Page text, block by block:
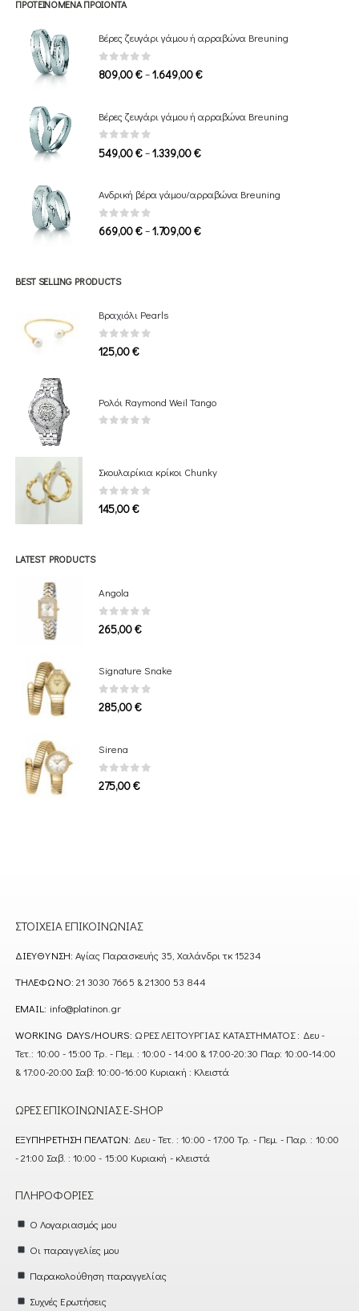
ΠΡΟΤΕΙΝΌΜΕΝΑ ΠΡΟΪΌΝΤΑ
Βέρες ζευγάρι γάμου ή αρραβώνα Breuning
0out of 5
809,00€–1.649,00€Price
through
Βέρες ζευγάρι γάμου ή αρραβώνα Breuning
0 out of 5
549,00€–1.339,00€Price
through
Ανδρική βέρα γάμου/αρραβώνα Breuning
0 out of 5
669,00€–1.709,00€Price
BEST SELLING PRODUCTS
Βραχιόλι Pearls
0out of 5
125,00€
Ρολόι Raymond Weil Tango
Σκουλαρίκια κρίκοι Chunky
0 out of 5
145,00€
LATEST PRODUCTS
Angola
0 out of 5
265,00€
Signature Snake
0out of 5
285,00€
Sirena
0out of 5
275,00€
ΣΤΟΙΧΕΊΑ ΕΠΙΚΟΙΝΩΝΊΑΣ
ΔΙΕΎΘΥΝΣΗ: Αγίας Παρασκευής 35, Χαλάνδρι τκ 15234
ΤΗΛΈΦΩΝΟ: 21 3030 7665 & 21300 53 844
EMAIL: info@platinon.gr
WORKING DAYS/HOURS: ΩΡΕΣ ΛΕΙΤΟΥΡΓΙΑΣ ΚΑΤΑΣΤΗΜΑΤΟΣ : Δευ -
Τετ.: 10:00 - 15:00 Τρ. - Πεμ. : 10:00 - 14:00 & 17:00-20:30 Παρ: 10:00-14:00
& 17:00-20:00 Σαβ: 10:00-16:00 Κυριακή : Κλειστά
ΏΡΕΣ ΕΠΙΚΟΙΝΩΝΊΑΣ E-SHOP
ΕΞΥΠΗΡΈΤΗΣΗ ΠΕΛΑΤΏΝ: Δευ - Τετ. : 10:00 - 17:00 Τρ. - Πεμ. - Παρ. : 10:00
- 21:00 Σαβ. : 10:00 - 15:00 Κυριακή - κλειστά
ΠΛΗΡΟΦΟΡΊΕΣ
Ο Λογαριασμός μου
Οι παραγγελίες μου
Παρακολούθηση παραγγελίας
Συχνές Ερωτήσεις